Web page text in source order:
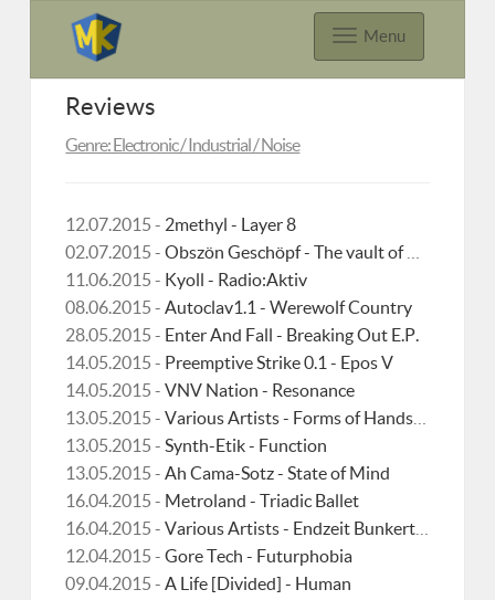
Menu
Reviews
Genre: Electronic / Industrial / Noise
12.07.2015 - 2methyl - Layer 8
02.07.2015 -Obszön Geschöpf - The vault of nightmare
11.06.2015 - Kyoll - Radio:Aktiv
08.06.2015 -Autoclav1.1 - Werewolf Country
28.05.2015 - Enter And Fall - Breaking Out E.P.
14.05.2015 - Preemptive Strike 0.1 - Epos V
14.05.2015 -VNV Nation - Resonance
13.05.2015 -Various Artists - Forms of Hands 15
13.05.2015 -Synth-Etik - Function
13.05.2015 -Ah Cama-Sotz - State of Mind
16.04.2015 - Metroland - Triadic Ballet
16.04.2015 -Various Artists - Endzeit Bunkertracks Act VII
12.04.2015 -Gore Tech - Futurphobia
09.04.2015 -A Life [Divided] - Human